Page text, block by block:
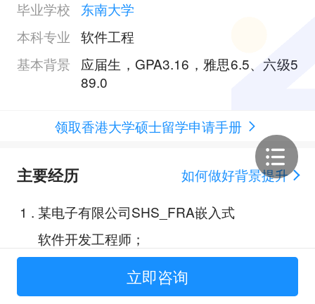
毕业学校
东南大学
本科专业 软件工程
基本背景
应届生，GPA3.16，雅思6.5、六级5
89.0
领取香港大学硕士留学申请手册
主要经历
如何做好背景提升
1 . 某电子有限公司SHS_FRA嵌入式
软件开发工程师；
剖玄析微，5G赋能工业芯片“智
检”；
立即咨询